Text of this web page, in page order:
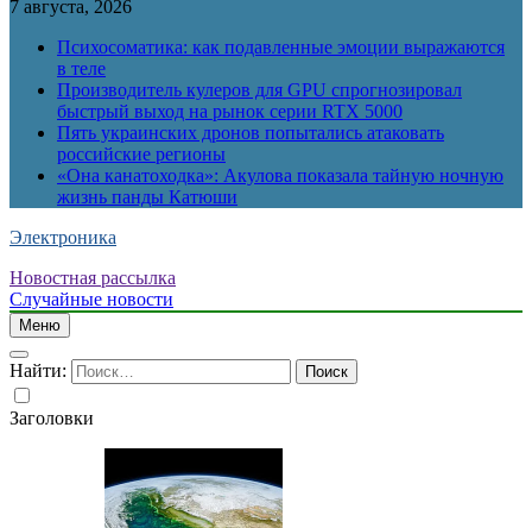
7 августа, 2026
Психосоматика: как подавленные эмоции выражаются
в теле
Производитель кулеров для GPU спрогнозировал
быстрый выход на рынок серии RTX 5000
Пять украинских дронов попытались атаковать
российские регионы
«Она канатоходка»: Акулова показала тайную ночную
жизнь панды Катюши
Электроника
Новостная рассылка
Случайные новости
Меню
Найти:
Заголовки